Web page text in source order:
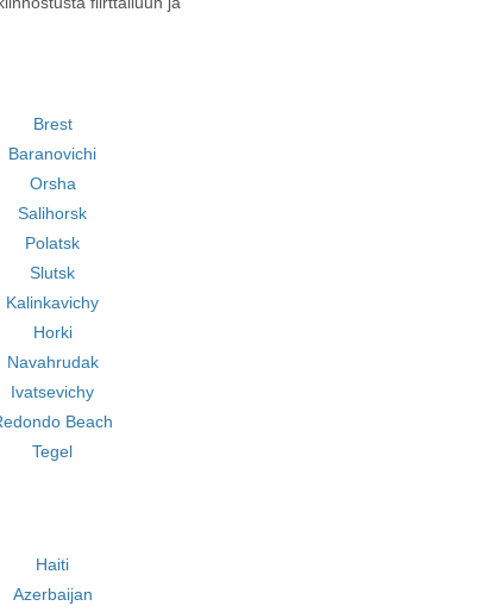
Brest
Baranovichi
Orsha
Salihorsk
Polatsk
Slutsk
Kalinkavichy
Horki
Navahrudak
Ivatsevichy
Beach
Tegel
Haiti
Azerbaijan